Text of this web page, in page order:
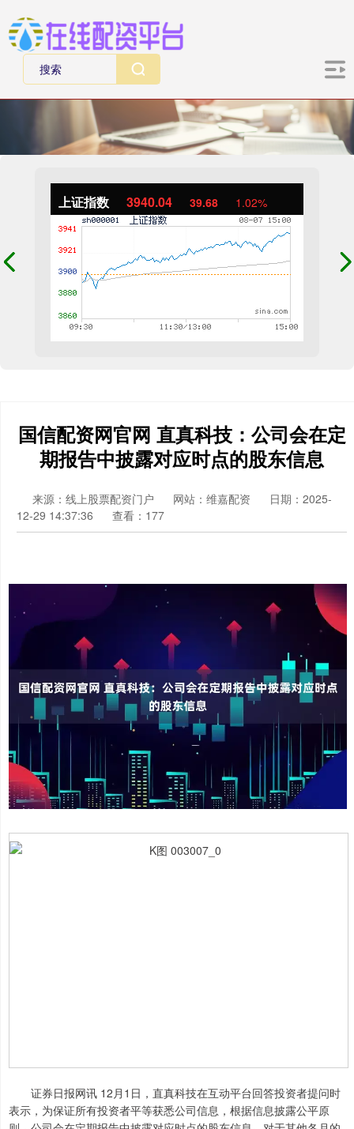
上证指数 3940.04 39.68 1.02%
国信配资网官网 直真科技：公司会在定
期报告中披露对应时点的股东信息
来源：线上股票配资门户 网站：维嘉配资
日期：2025-
12-29 14:37:36
查看：177
证券日报网讯 12月1日，直真科技在互动平台回答投资者提问时
表示，为保证所有投资者平等获悉公司信息，根据信息披露公平原